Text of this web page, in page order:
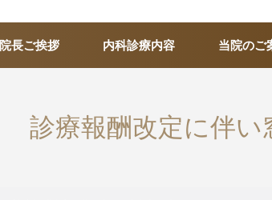
院長ご挨拶 内科診療内容 当院のご
診療報酬改定に伴